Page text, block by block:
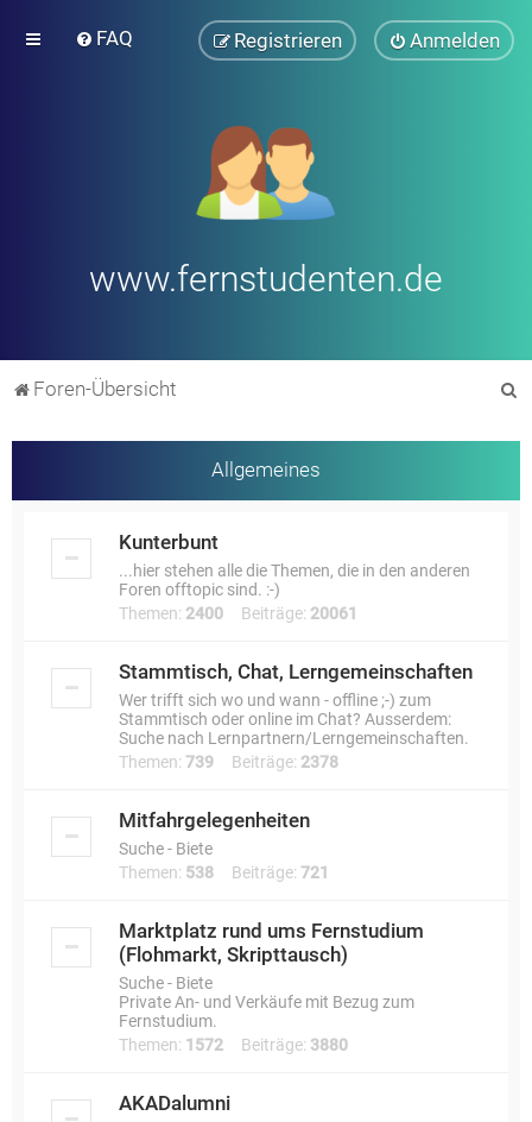
FAQ Anmelden
Registrieren
www.fernstudenten.de
Foren-Übersicht
Allgemeines
Kunterbunt
...hier stehen alle die Themen, die in den anderen
Foren offtopic sind. :-)
Themen: 2400 Beiträge: 20061
Stammtisch, Chat, Lerngemeinschaften
Wer trifft sich wo und wann - offline ;-) zum
Stammtisch oder online im Chat? Ausserdem:
Suche nach Lernpartnern/Lerngemeinschaften.
Themen: 739 Beiträge: 2378
Mitfahrgelegenheiten
Suche - Biete
Themen: 538 Beiträge: 721
Marktplatz rund ums Fernstudium
(Flohmarkt, Skripttausch)
Suche - Biete
Private An- und Verkäufe mit Bezug zum
Fernstudium.
Themen: 1572 Beiträge: 3880
AKADalumni